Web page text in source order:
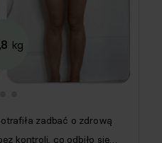
kg
zadbać o zdrową
kontroli, co odbiło się